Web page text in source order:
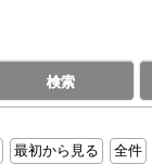
検索
最初から見る 全件